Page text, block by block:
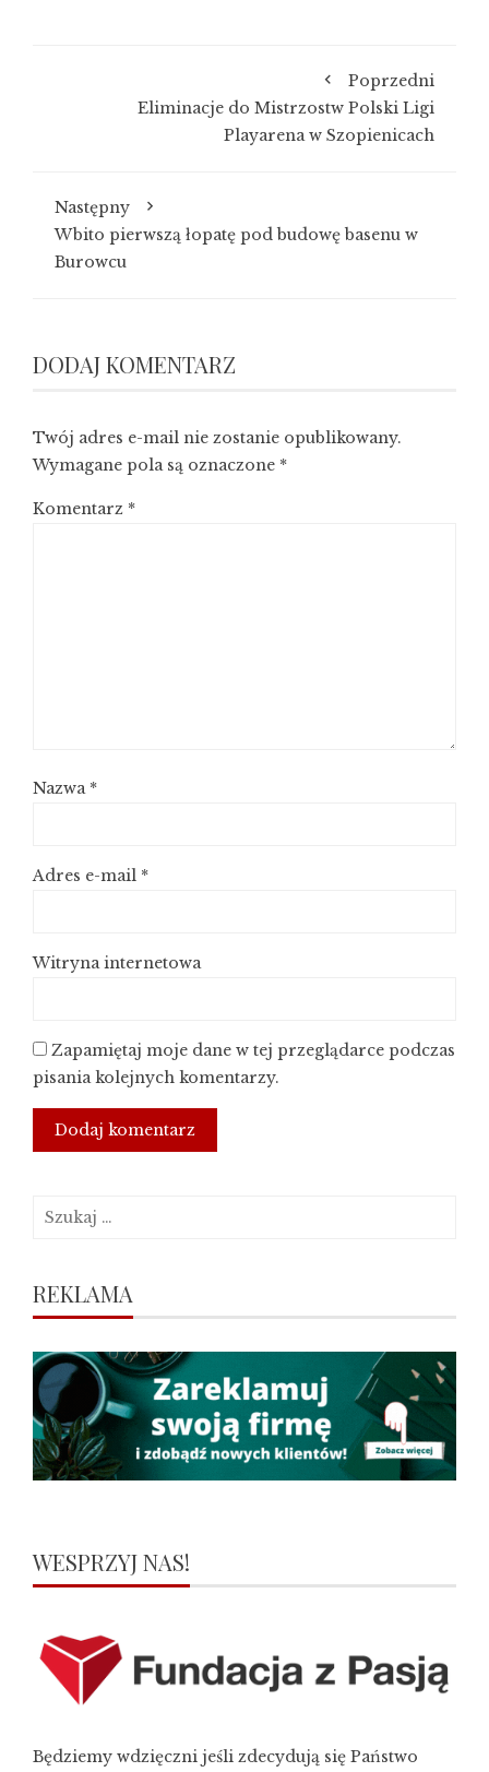
Poprzedni
Eliminacje do Mistrzostw Polski Ligi
Playarena w Szopienicach
Następny
Wbito pierwszą łopatę pod budowę basenu w
Burowcu
DODAJ KOMENTARZ
Twój adres e-mail nie zostanie opublikowany.
Wymagane pola są oznaczone *
Komentarz *
Nazwa *
Adres e-mail *
Witryna internetowa
Zapamiętaj moje dane w tej przeglądarce podczas
pisania kolejnych komentarzy.
Szukaj:
REKLAMA
WESPRZYJ NAS!
Będziemy wdzięczni jeśli zdecydują się Państwo